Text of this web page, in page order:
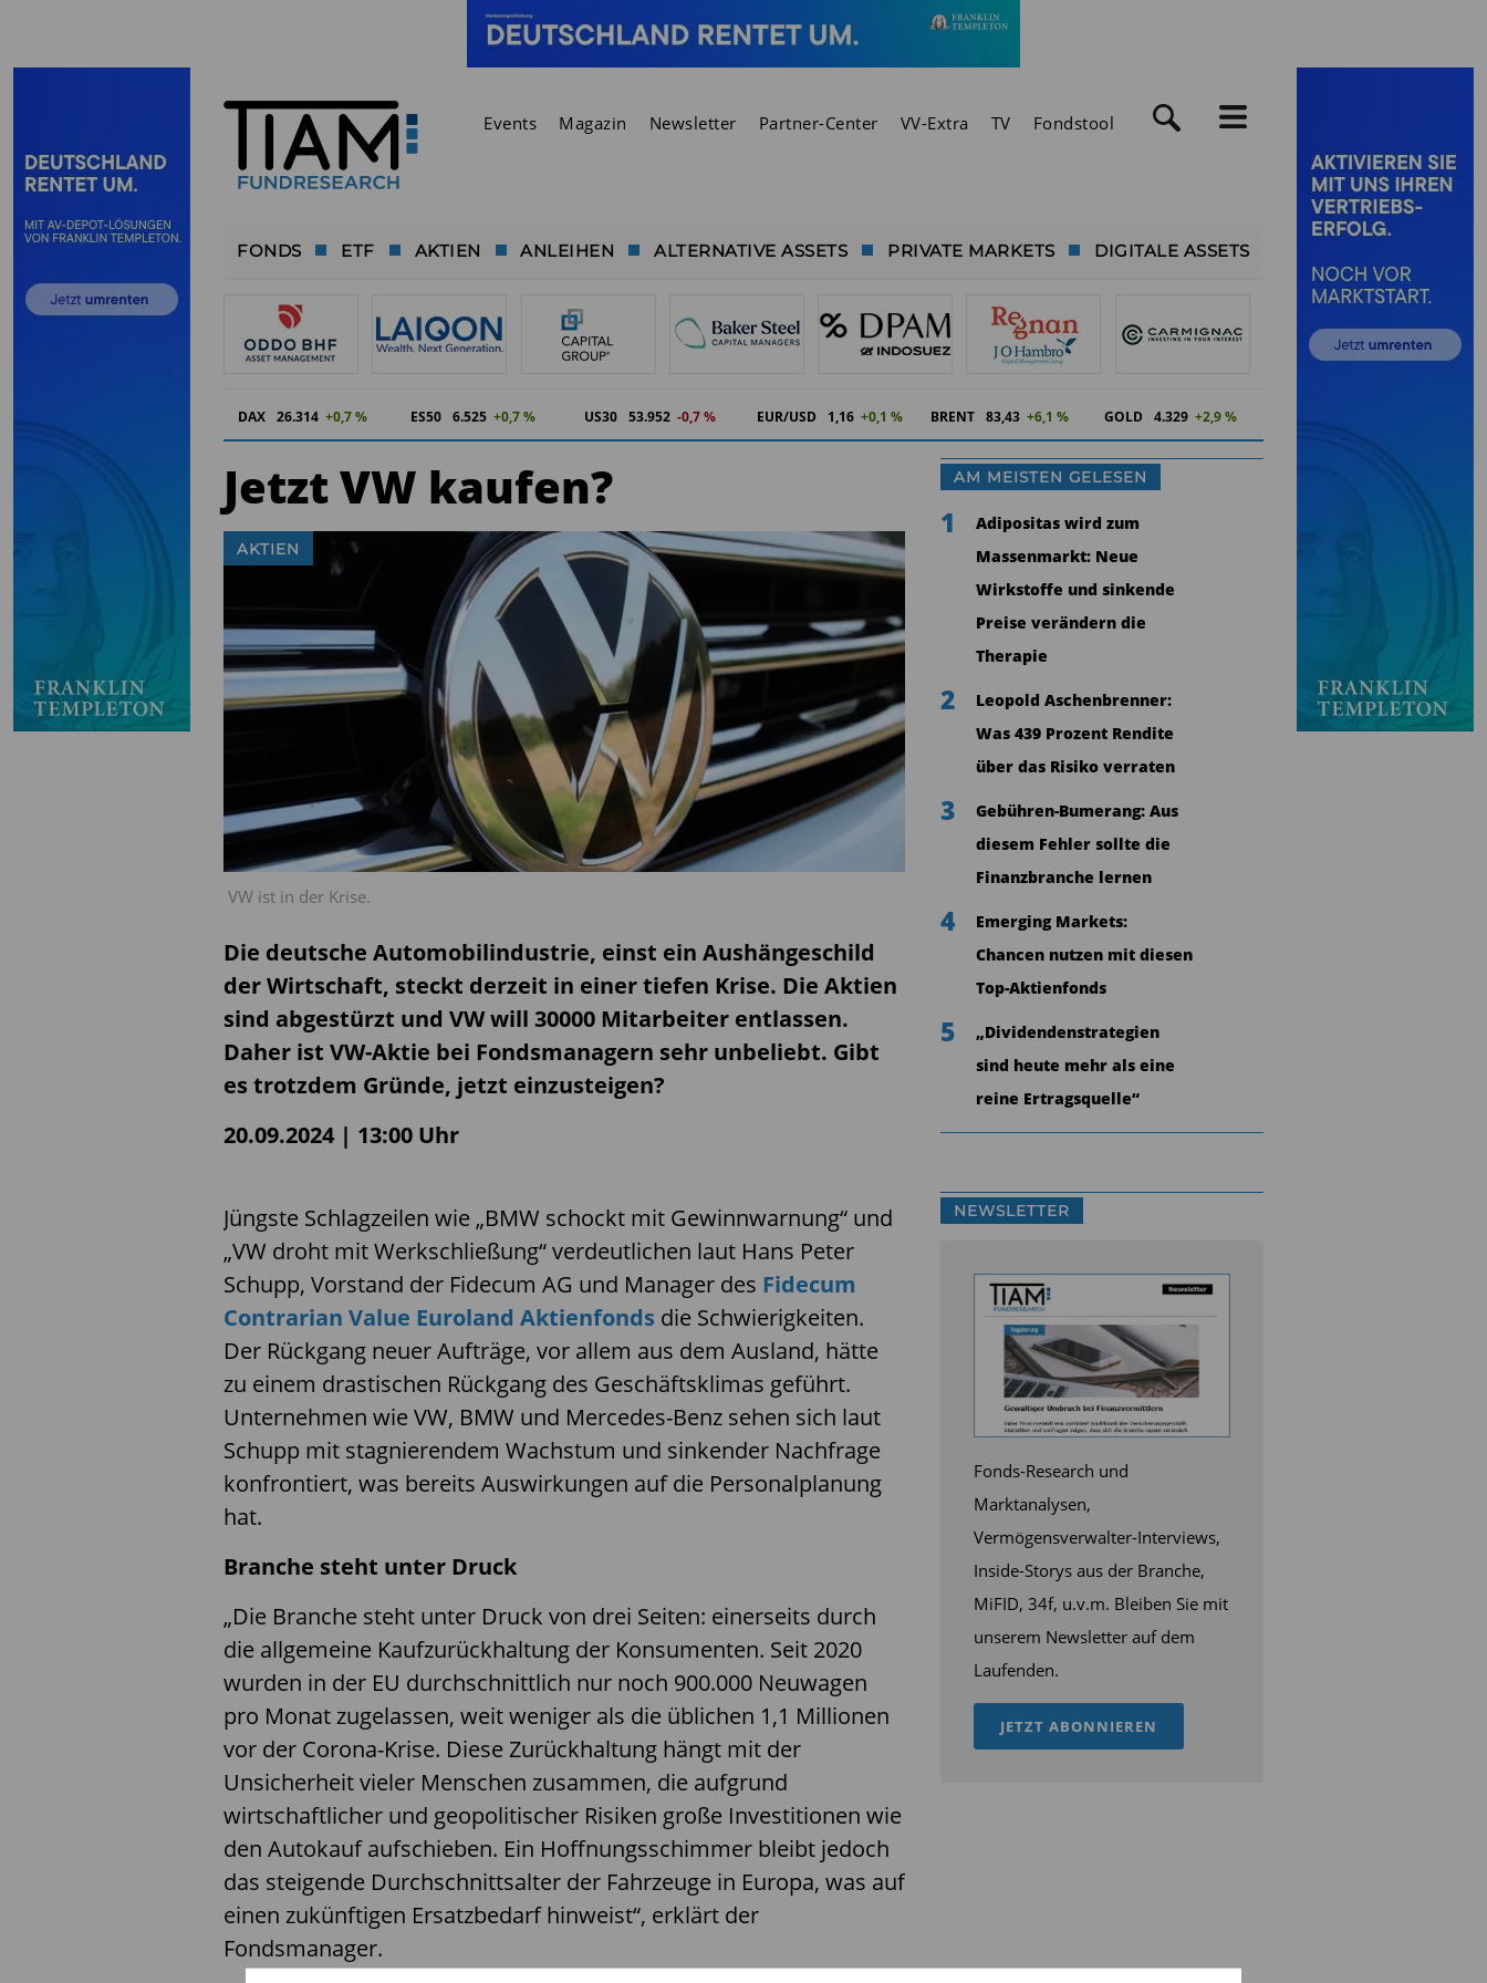
Events Magazin Newsletter Partner-Center VV-Extra TV Fondstool
FONDS ETF AKTIEN ANLEIHEN ALTERNATIVE ASSETS PRIVATE MARKETS DIGITALE ASSETS
DAX 26.314 +0,7 % ES50 6.525 +0,7 % US30 53.952 -0,7 % EUR/USD 1,16 +0,1 % BRENT 83,43 +6,1 % GOLD 4.329 +2,9 %
Jetzt VW kaufen?
VW ist in der Krise.
AKTIEN
Die deutsche Automobilindustrie, einst ein Aushängeschild
der Wirtschaft, steckt derzeit in einer tiefen Krise. Die Aktien
sind abgestürzt und VW will 30000 Mitarbeiter entlassen.
Daher ist VW-Aktie bei Fondsmanagern sehr unbeliebt. Gibt
es trotzdem Gründe, jetzt einzusteigen?
20.09.2024 | 13:00 Uhr
Jüngste Schlagzeilen wie „BMW schockt mit Gewinnwarnung“ und
„VW droht mit Werkschließung“ verdeutlichen laut Hans Peter
Schupp, Vorstand der Fidecum AG und Manager des Fidecum
Contrarian Value Euroland Aktienfonds die Schwierigkeiten.
Der Rückgang neuer Aufträge, vor allem aus dem Ausland, hätte
zu einem drastischen Rückgang des Geschäftsklimas geführt.
Unternehmen wie VW, BMW und Mercedes-Benz sehen sich laut
Schupp mit stagnierendem Wachstum und sinkender Nachfrage
konfrontiert, was bereits Auswirkungen auf die Personalplanung
hat.
Branche steht unter Druck
„Die Branche steht unter Druck von drei Seiten: einerseits durch
die allgemeine Kaufzurückhaltung der Konsumenten. Seit 2020
wurden in der EU durchschnittlich nur noch 900.000 Neuwagen
pro Monat zugelassen, weit weniger als die üblichen 1,1 Millionen
vor der Corona-Krise. Diese Zurückhaltung hängt mit der
Unsicherheit vieler Menschen zusammen, die aufgrund
wirtschaftlicher und geopolitischer Risiken große Investitionen wie
den Autokauf aufschieben. Ein Hoffnungsschimmer bleibt jedoch
das steigende Durchschnittsalter der Fahrzeuge in Europa, was auf
einen zukünftigen Ersatzbedarf hinweist“, erklärt der
Fondsmanager.
AM MEISTEN GELESEN
1
Adipositas wird zum
Massenmarkt: Neue
Wirkstoffe und sinkende
Preise verändern die
Therapie
2
Leopold Aschenbrenner:
Was 439 Prozent Rendite
über das Risiko verraten
3
Gebühren-Bumerang: Aus
diesem Fehler sollte die
Finanzbranche lernen
4
Emerging Markets:
Chancen nutzen mit diesen
Top-Aktienfonds
5
„Dividendenstrategien
sind heute mehr als eine
reine Ertragsquelle“
NEWSLETTER
Fonds-Research und
Marktanalysen,
Vermögensverwalter-Interviews,
Inside-Storys aus der Branche,
MiFID, 34f, u.v.m. Bleiben Sie mit
unserem Newsletter auf dem
Laufenden.
JETZT ABONNIEREN